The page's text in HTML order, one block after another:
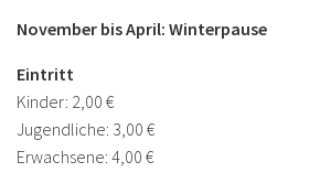
November bis April: Winterpause
Eintritt
Kinder: 2,00 €
Jugendliche: 3,00 €
Erwachsene: 4,00 €